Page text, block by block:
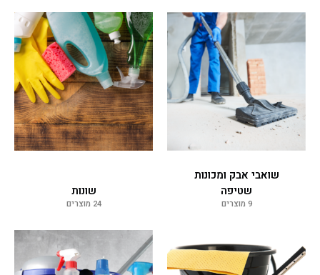
שואבי אבק ומכונות
שטיפה
9 מוצרים
שונות
24 מוצרים